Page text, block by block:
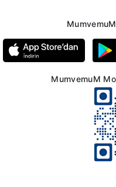
MumvemuM